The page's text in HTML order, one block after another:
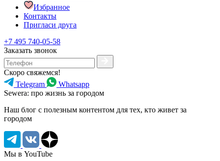
Избранное
Контакты
Пригласи друга
+7 495 740-05-58
Заказать звонок
Скоро свяжемся!
Telegram
Whatsapp
Sewera: про жизнь за городом
Наш блог c полезным контентом для тех, кто живет за
городом
Мы в YouTube